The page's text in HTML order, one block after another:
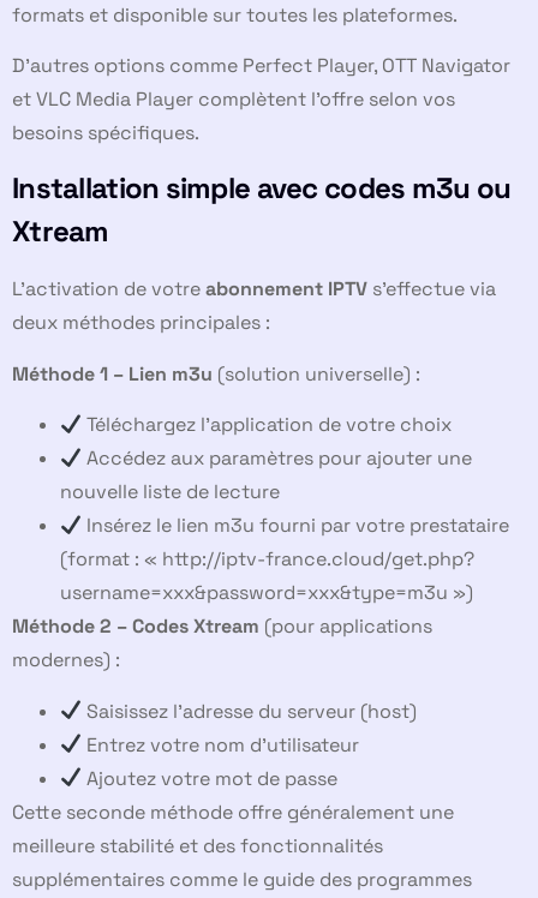
formats et disponible sur toutes les plateformes.
D’autres options comme Perfect Player, OTT Navigator
et VLC Media Player complètent l’offre selon vos
besoins spécifiques.
Installation simple avec codes m3u ou
Xtream
L’activation de votreabonnement IPTV s’effectue via
deux méthodes principales :
Méthode 1 – Lien m3u (solution universelle) :
Téléchargez l’application de votre choix
Accédez aux paramètres pour ajouter une
nouvelle liste de lecture
Insérez le lien m3u fourni par votre prestataire
(format : « http://iptv-france.cloud/get.php?
username=xxx&password=xxx&type=m3u »)
Méthode 2 – Codes Xtream (pour applications
modernes) :
Saisissez l’adresse du serveur (host)
Entrez votre nom d’utilisateur
Ajoutez votre mot de passe
Cette seconde méthode offre généralement une
meilleure stabilité et des fonctionnalités
supplémentaires comme le guide des programmes